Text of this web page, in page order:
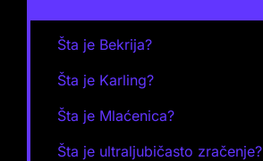
Šta je Bekrija?
Šta je Karling?
Šta je Mlaćenica?
Šta je ultraljubičasto zračenje?